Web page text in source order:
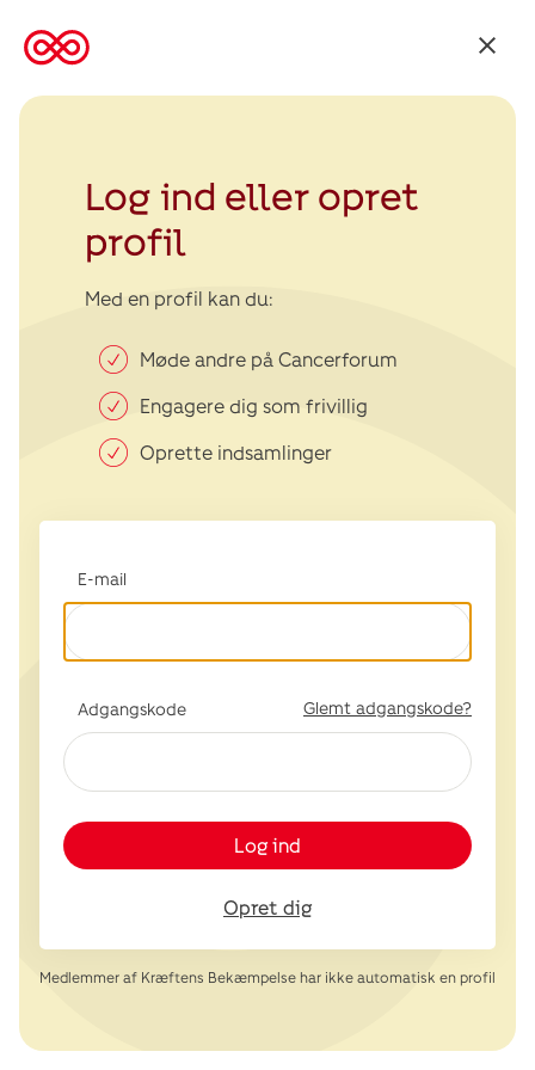
Tilbage
Kræftens
Log ind eller opret
profil
Med en profil kan du:
Møde andre på Cancerforum
Engagere dig som frivillig
Oprette indsamlinger
E-mail
Adgangskode Glemt adgangskode?
Log ind
Opret dig
Medlemmer af Kræftens Bekæmpelse har ikke automatisk en profil